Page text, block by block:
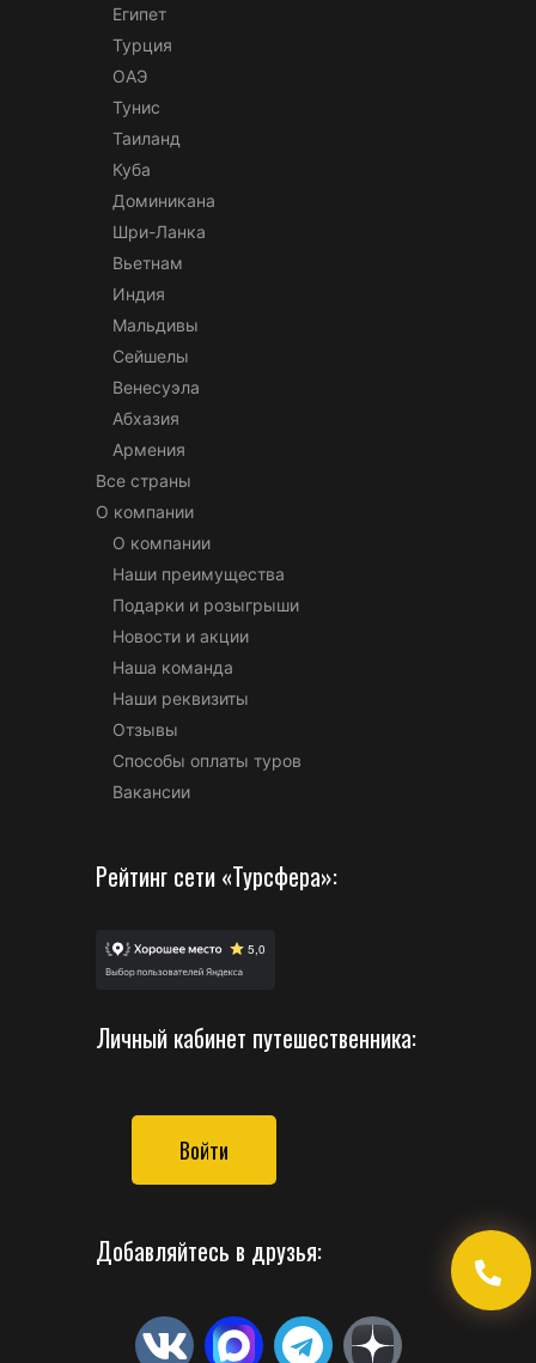
Египет
Турция
ОАЭ
Тунис
Таиланд
Куба
Доминикана
Шри-Ланка
Вьетнам
Индия
Мальдивы
Сейшелы
Венесуэла
Абхазия
Армения
Все страны
О компании
О компании
Наши преимущества
Подарки и розыгрыши
Новости и акции
Наша команда
Наши реквизиты
Отзывы
Способы оплаты туров
Вакансии
Рейтинг сети «Турсфера»:
Личный кабинет путешественника:
Войти
Добавляйтесь в друзья: